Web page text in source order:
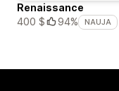
Renaissance
400 $
94% NAUJA